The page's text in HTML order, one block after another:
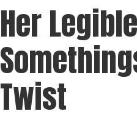
Her
Twist